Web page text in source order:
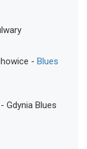
- Blues
- Gdynia Blues